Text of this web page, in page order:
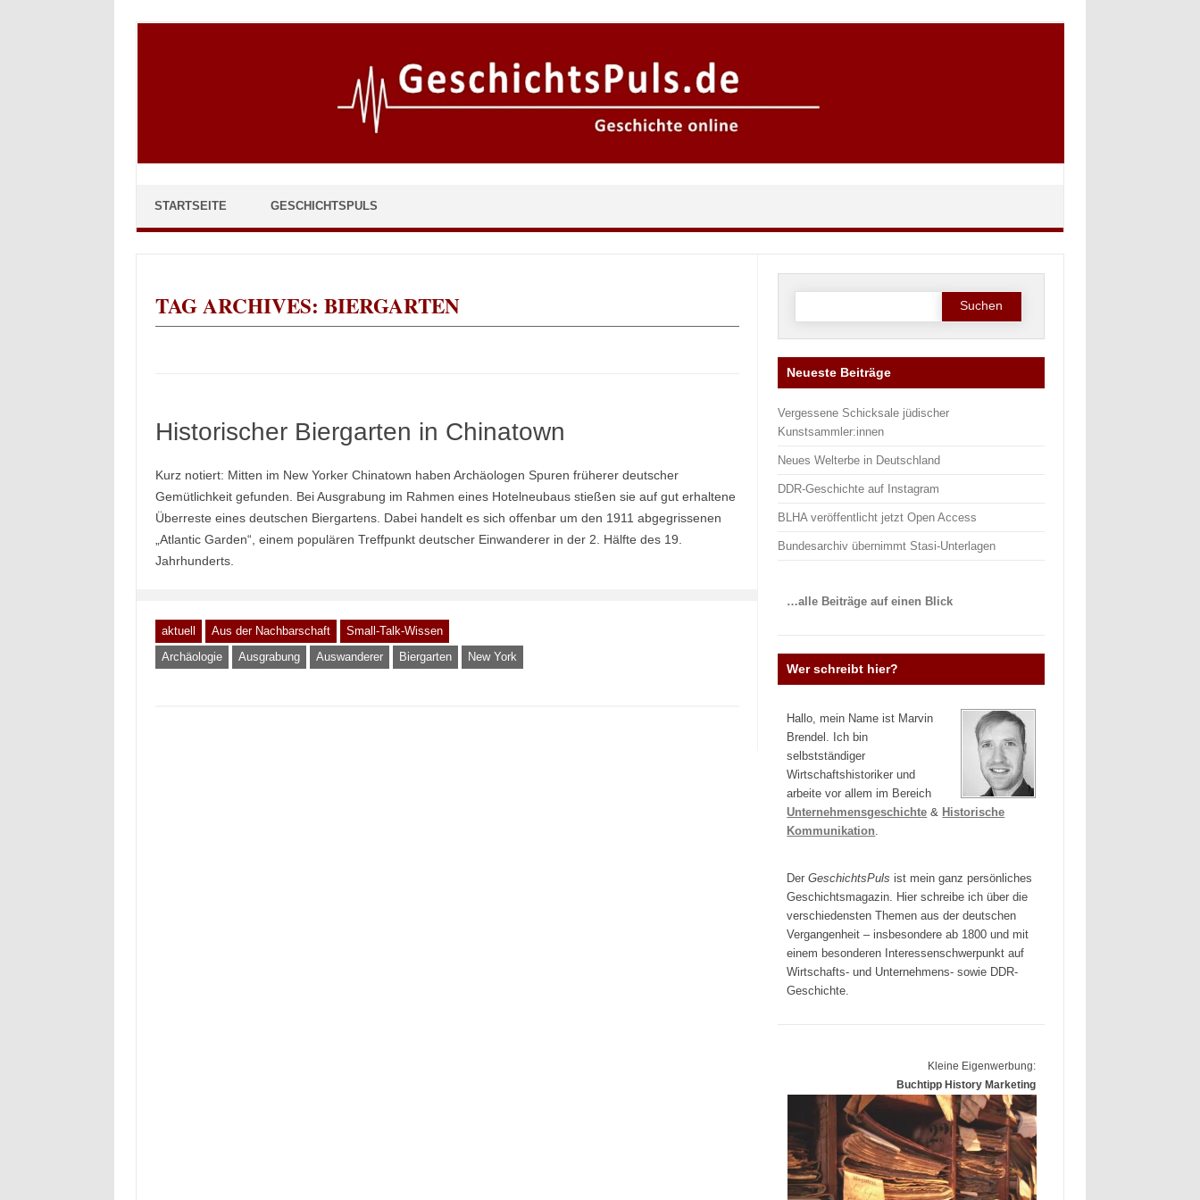
STARTSEITE GESCHICHTSPULS
TAG ARCHIVES: BIERGARTEN
Historischer Biergarten in Chinatown
Kurz notiert: Mitten im New Yorker Chinatown haben Archäologen Spuren früherer deutscher
Gemütlichkeit gefunden. Bei Ausgrabung im Rahmen eines Hotelneubaus stießen sie auf gut erhaltene
Überreste eines deutschen Biergartens. Dabei handelt es sich offenbar um den 1911 abgegrissenen
„Atlantic Garden“, einem populären Treffpunkt deutscher Einwanderer in der 2. Hälfte des 19.
Jahrhunderts.
aktuell Aus der Nachbarschaft
Small-Talk-Wissen
Archäologie
Ausgrabung Auswanderer Biergarten New York
Suche
Neueste Beiträge
Vergessene Schicksale jüdischer
Kunstsammler:innen
Neues Welterbe in Deutschland
DDR-Geschichte auf Instagram
BLHA veröffentlicht jetzt Open Access
Bundesarchiv übernimmt Stasi-Unterlagen
…alle Beiträge auf einen Blick
Wer schreibt hier?
Hallo, mein Name ist Marvin
Brendel. Ich bin
selbstständiger
Wirtschaftshistoriker und
arbeite vor allem im Bereich
Unternehmensgeschichte & Historische
Kommunikation
DerGeschichtsPuls ist mein ganz persönliches
Geschichtsmagazin. Hier schreibe ich über die
verschiedensten Themen aus der deutschen
Vergangenheit – insbesondere ab 1800 und mit
einem besonderen Interessenschwerpunkt auf
Wirtschafts- und Unternehmens- sowie DDR-
Geschichte.
Kleine Eigenwerbung:
Buchtipp History Marketing